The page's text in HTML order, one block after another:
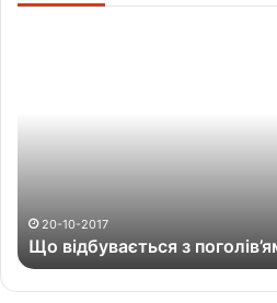
т
ь
20-10-2017
Що відбувається з